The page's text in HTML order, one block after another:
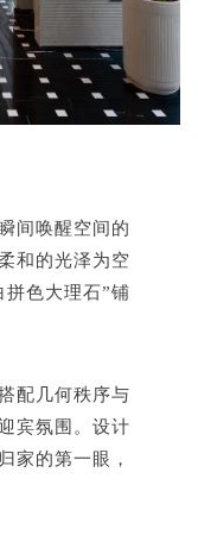
间唤醒空间的
和的光泽为空
拼色大理石”铺
配几何秩序与
宾氛围。设计
家的第一眼，